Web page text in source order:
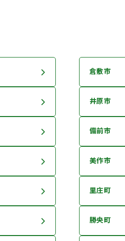
倉敷市
井原市
備前市
美作市
里庄町
勝央町